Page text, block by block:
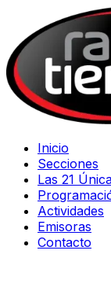
Inicio
Secciones
Las 21
Actividades
Emisoras
Contacto